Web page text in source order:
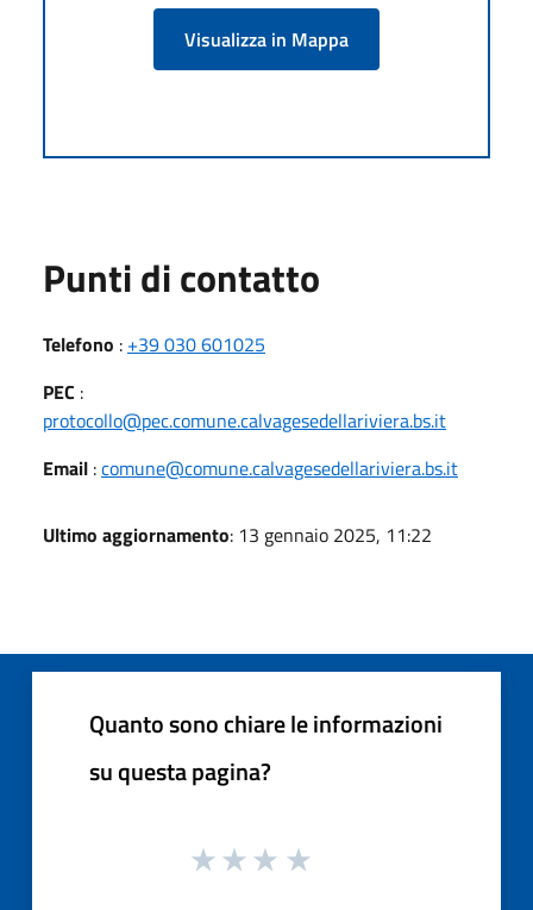
Visualizza in Mappa
Punti di contatto
Telefono : +39 030 601025
PEC :
protocollo@pec.comune.calvagesedellariviera.bs.it
Email :comune@comune.calvagesedellariviera.bs.it
Ultimo aggiornamento: 13 gennaio 2025, 11:22
Quanto sono chiare le informazioni
su questa pagina?